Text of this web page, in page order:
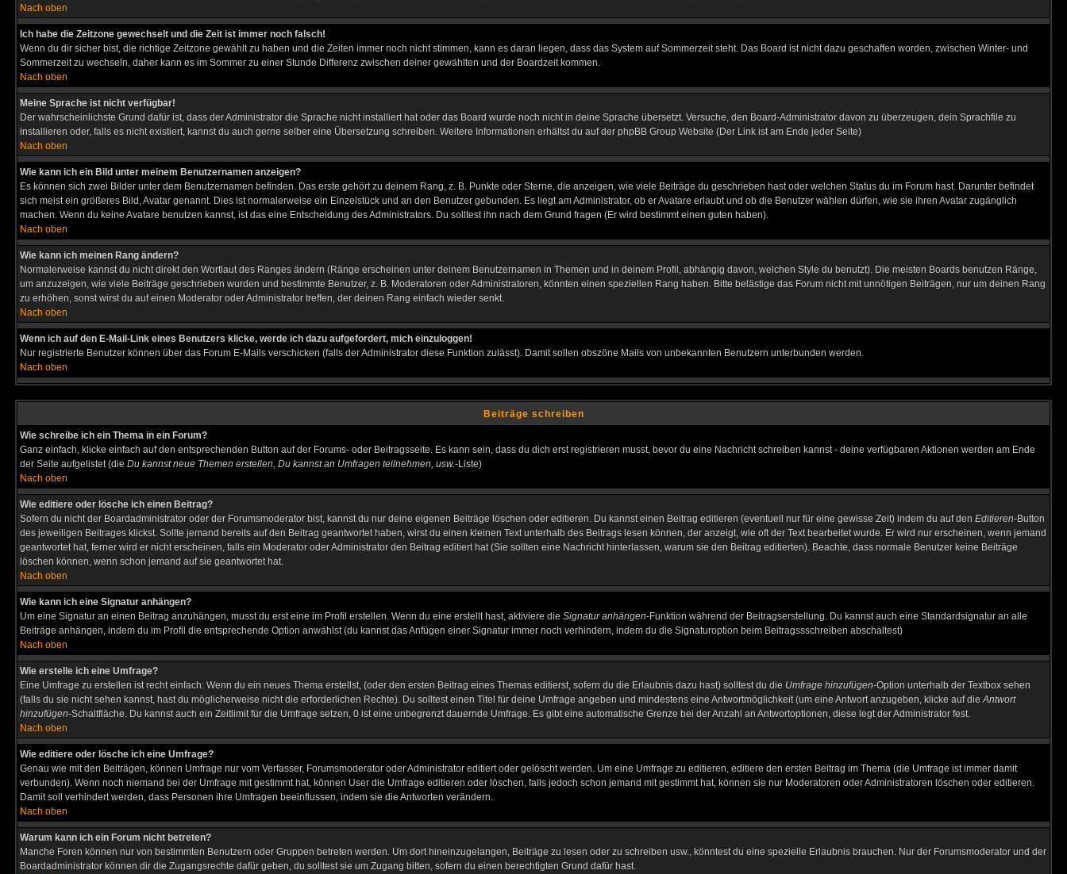
Nach oben
Ich habe die Zeitzone gewechselt und die Zeit ist immer noch falsch!
Wenn du dir sicher bist, die richtige Zeitzone gewählt zu haben und die Zeiten immer noch nicht stimmen, kann es daran liegen, dass das System auf Sommerzeit steht. Das Board ist nicht dazu geschaffen worden, zwischen Winter- und
Sommerzeit zu wechseln, daher kann es im Sommer zu einer Stunde Differenz zwischen deiner gewählten und der Boardzeit kommen.
Nach oben
Meine Sprache ist nicht verfügbar!
Der wahrscheinlichste Grund dafür ist, dass der Administrator die Sprache nicht installiert hat oder das Board wurde noch nicht in deine Sprache übersetzt. Versuche, den Board-Administrator davon zu überzeugen, dein Sprachfile zu
installieren oder, falls es nicht existiert, kannst du auch gerne selber eine Übersetzung schreiben. Weitere Informationen erhältst du auf der phpBB Group Website (Der Link ist am Ende jeder Seite)
Nach oben
Wie kann ich ein Bild unter meinem Benutzernamen anzeigen?
Es können sich zwei Bilder unter dem Benutzernamen befinden. Das erste gehört zu deinem Rang, z. B. Punkte oder Sterne, die anzeigen, wie viele Beiträge du geschrieben hast oder welchen Status du im Forum hast. Darunter befindet
sich meist ein größeres Bild, Avatar genannt. Dies ist normalerweise ein Einzelstück und an den Benutzer gebunden. Es liegt am Administrator, ob er Avatare erlaubt und ob die Benutzer wählen dürfen, wie sie ihren Avatar zugänglich
machen. Wenn du keine Avatare benutzen kannst, ist das eine Entscheidung des Administrators. Du solltest ihn nach dem Grund fragen (Er wird bestimmt einen guten haben).
Nach oben
Wie kann ich meinen Rang ändern?
Normalerweise kannst du nicht direkt den Wortlaut des Ranges ändern (Ränge erscheinen unter deinem Benutzernamen in Themen und in deinem Profil, abhängig davon, welchen Style du benutzt). Die meisten Boards benutzen Ränge,
um anzuzeigen, wie viele Beiträge geschrieben wurden und bestimmte Benutzer, z. B. Moderatoren oder Administratoren, könnten einen speziellen Rang haben. Bitte belästige das Forum nicht mit unnötigen Beiträgen, nur um deinen Rang
zu erhöhen, sonst wirst du auf einen Moderator oder Administrator treffen, der deinen Rang einfach wieder senkt.
Nach oben
Wenn ich auf den E-Mail-Link eines Benutzers klicke, werde ich dazu aufgefordert, mich einzuloggen!
Nur registrierte Benutzer können über das Forum E-Mails verschicken (falls der Administrator diese Funktion zulässt). Damit sollen obszöne Mails von unbekannten Benutzern unterbunden werden.
Nach oben
Beiträge schreiben
Wie schreibe ich ein Thema in ein Forum?
Ganz einfach, klicke einfach auf den entsprechenden Button auf der Forums- oder Beitragsseite. Es kann sein, dass du dich erst registrieren musst, bevor du eine Nachricht schreiben kannst - deine verfügbaren Aktionen werden am Ende
der Seite aufgelistet (die Du kannst neue Themen erstellen, Du kannst an Umfragen teilnehmen, usw.-Liste)
Nach oben
Wie editiere oder lösche ich einen Beitrag?
Sofern du nicht der Boardadministrator oder der Forumsmoderator bist, kannst du nur deine eigenen Beiträge löschen oder editieren. Du kannst einen Beitrag editieren (eventuell nur für eine gewisse Zeit) indem du auf den Editieren-Button
des jeweiligen Beitrages klickst. Sollte jemand bereits auf den Beitrag geantwortet haben, wirst du einen kleinen Text unterhalb des Beitrags lesen können, der anzeigt, wie oft der Text bearbeitet wurde. Er wird nur erscheinen, wenn jemand
geantwortet hat, ferner wird er nicht erscheinen, falls ein Moderator oder Administrator den Beitrag editiert hat (Sie sollten eine Nachricht hinterlassen, warum sie den Beitrag editierten). Beachte, dass normale Benutzer keine Beiträge
löschen können, wenn schon jemand auf sie geantwortet hat.
Nach oben
Wie kann ich eine Signatur anhängen?
Um eine Signatur an einen Beitrag anzuhängen, musst du erst eine im Profil erstellen. Wenn du eine erstellt hast, aktiviere die Signatur anhängen-Funktion während der Beitragserstellung. Du kannst auch eine Standardsignatur an alle
Beiträge anhängen, indem du im Profil die entsprechende Option anwählst (du kannst das Anfügen einer Signatur immer noch verhindern, indem du die Signaturoption beim Beitragssschreiben abschaltest)
Nach oben
Wie erstelle ich eine Umfrage?
Eine Umfrage zu erstellen ist recht einfach: Wenn du ein neues Thema erstellst, (oder den ersten Beitrag eines Themas editierst, sofern du die Erlaubnis dazu hast) solltest du die Umfrage hinzufügen-Option unterhalb der Textbox sehen
(falls du sie nicht sehen kannst, hast du möglicherweise nicht die erforderlichen Rechte). Du solltest einen Titel für deine Umfrage angeben und mindestens eine Antwortmöglichkeit (um eine Antwort anzugeben, klicke auf dieAntwort
hinzufügen-Schaltfläche. Du kannst auch ein Zeitlimit für die Umfrage setzen, 0 ist eine unbegrenzt dauernde Umfrage. Es gibt eine automatische Grenze bei der Anzahl an Antwortoptionen, diese legt der Administrator fest.
Nach oben
Wie editiere oder lösche ich eine Umfrage?
Genau wie mit den Beiträgen, können Umfrage nur vom Verfasser, Forumsmoderator oder Administrator editiert oder gelöscht werden. Um eine Umfrage zu editieren, editiere den ersten Beitrag im Thema (die Umfrage ist immer damit
verbunden). Wenn noch niemand bei der Umfrage mit gestimmt hat, können User die Umfrage editieren oder löschen, falls jedoch schon jemand mit gestimmt hat, können sie nur Moderatoren oder Administratoren löschen oder editieren.
Damit soll verhindert werden, dass Personen ihre Umfragen beeinflussen, indem sie die Antworten verändern.
Nach oben
Warum kann ich ein Forum nicht betreten?
Manche Foren können nur von bestimmten Benutzern oder Gruppen betreten werden. Um dort hineinzugelangen, Beiträge zu lesen oder zu schreiben usw., könntest du eine spezielle Erlaubnis brauchen. Nur der Forumsmoderator und der
Boardadministrator können dir die Zugangsrechte dafür geben, du solltest sie um Zugang bitten, sofern du einen berechtigten Grund dafür hast.